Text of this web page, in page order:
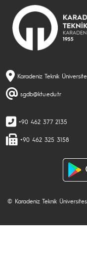
Karadeniz Teknik
sgdb@ktu.edu.tr
+90 462 377 2135
+90 462 325 3158
© Karadeniz Teknik